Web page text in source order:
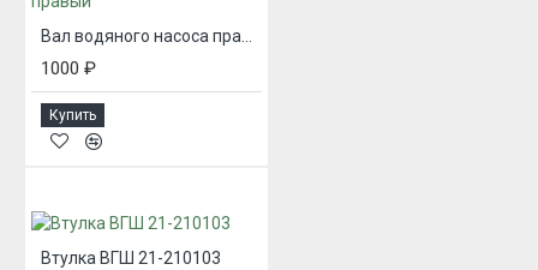
Вал водяного насоса правый
1000 ₽
Купить
Втулка ВГШ 21-210103